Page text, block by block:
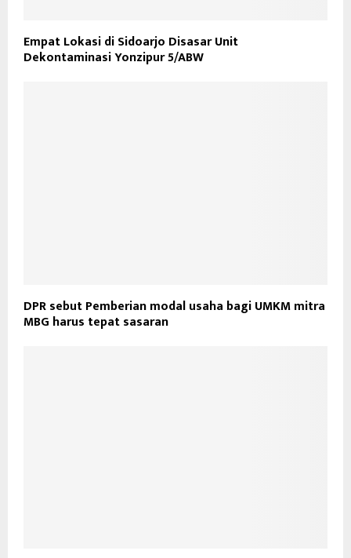
Empat Lokasi di Sidoarjo Disasar Unit
Dekontaminasi Yonzipur 5/ABW
DPR sebut Pemberian modal usaha bagi UMKM mitra
MBG harus tepat sasaran